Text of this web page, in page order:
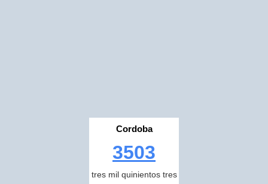
Cordoba
3503
tres mil quinientos tres